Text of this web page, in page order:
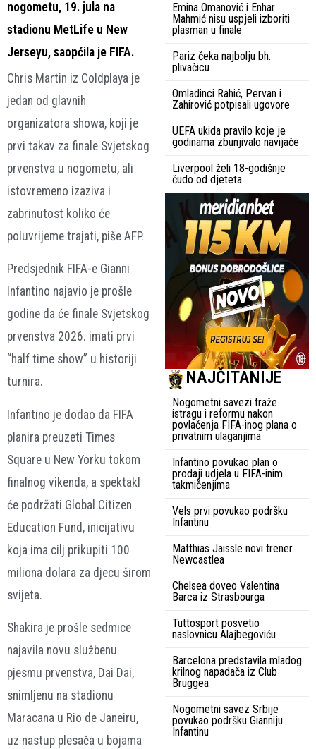
nogometu, 19. jula na
stadionu MetLife u New
Jerseyu, saopćila je FIFA.
Chris Martin iz Coldplaya je
jedan od glavnih
organizatora showa, koji je
prvi takav za finale Svjetskog
prvenstva u nogometu, ali
istovremeno izaziva i
zabrinutost koliko će
poluvrijeme trajati, piše AFP.
Predsjednik FIFA-e Gianni
Infantino najavio je prošle
godine da će finale Svjetskog
prvenstva 2026. imati prvi
“half time show” u historiji
turnira.
Infantino je dodao da FIFA
planira preuzeti Times
Square u New Yorku tokom
finalnog vikenda, a spektakl
će podržati Global Citizen
Education Fund, inicijativu
koja ima cilj prikupiti 100
miliona dolara za djecu širom
svijeta.
Shakira je prošle sedmice
najavila novu službenu
pjesmu prvenstva, Dai Dai,
snimljenu na stadionu
Maracana u Rio de Janeiru,
uz nastup plesača u bojama
Emina Omanović i Enhar
Mahmić nisu uspjeli izboriti
plasman u finale
Pariz čeka najbolju bh.
plivačicu
Omladinci Rahić, Pervan i
Zahirović potpisali ugovore
UEFA ukida pravilo koje je
godinama zbunjivalo navijače
Liverpool želi 18-godišnje
čudo od djeteta
NAJČITANIJE
Nogometni savezi traže
istragu i reformu nakon
povlačenja FIFA-inog plana o
privatnim ulaganjima
Infantino povukao plan o
prodaji udjela u FIFA-inim
takmičenjima
Vels prvi povukao podršku
Infantinu
Matthias Jaissle novi trener
Newcastlea
Chelsea doveo Valentina
Barca iz Strasbourga
Tuttosport posvetio
naslovnicu Alajbegoviću
Barcelona predstavila mladog
krilnog napadača iz Club
Bruggea
Nogometni savez Srbije
povukao podršku Gianniju
Infantinu